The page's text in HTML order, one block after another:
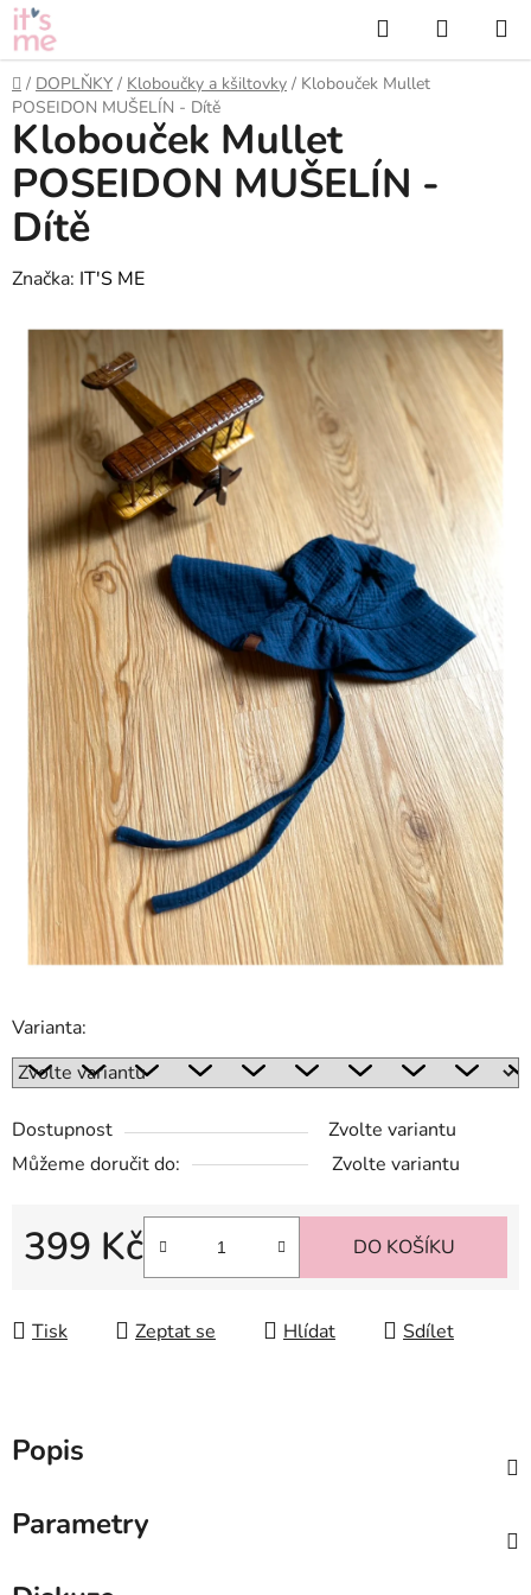
Přejít
na
obsah
Hledat
KOŠÍK
Domů
/ DOPLŇKY / Kloboučky a kšiltovky / Klobouček Mullet
POSEIDON MUŠELÍN - Dítě
Varianta:
Dostupnost
Zvolte variantu
Můžeme doručit do:
Zvolte variantu
399 Kč DO KOŠÍKU
Tisk Zeptat se Hlídat Sdílet
Klobouček Mullet
POSEIDON MUŠELÍN -
Dítě
Značka: IT'S ME
Popis
Parametry